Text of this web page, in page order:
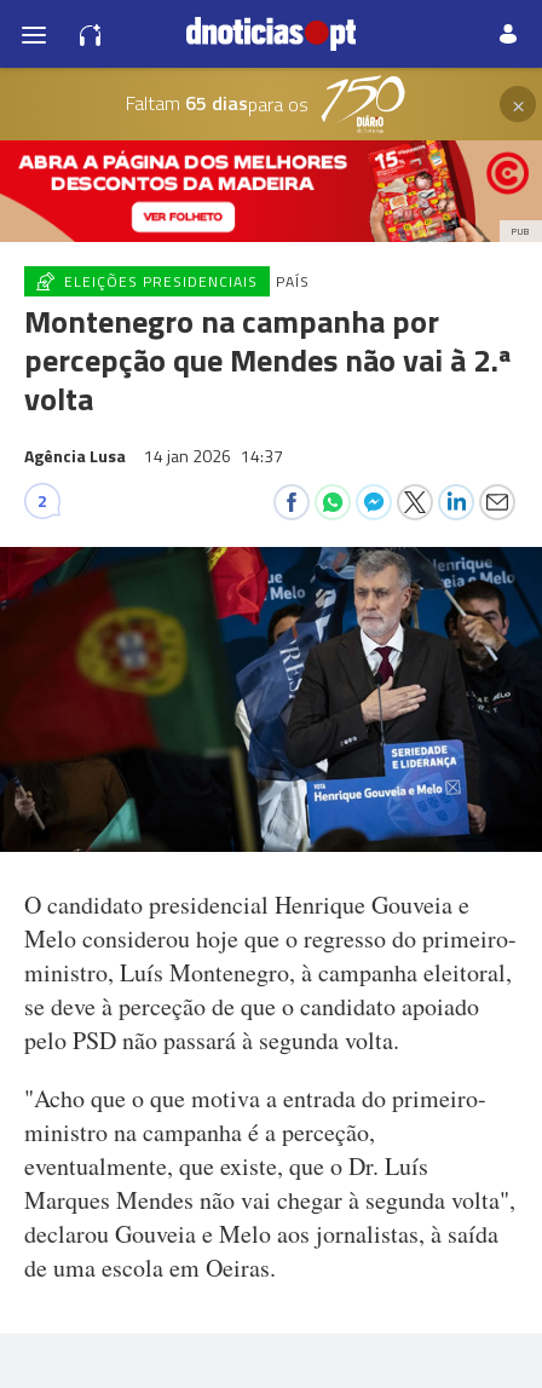
Faltam 65 diaspara os ×
PUB
ELEIÇÕES PRESIDENCIAIS PAÍS
Montenegro na campanha por
percepção que Mendes não vai à 2.ª
volta
Agência Lusa 14 jan 2026 14:37
2
O candidato presidencial Henrique Gouveia e
Melo considerou hoje que o regresso do primeiro-
ministro, Luís Montenegro, à campanha eleitoral,
se deve à perceção de que o candidato apoiado
pelo PSD não passará à segunda volta.
"Acho que o que motiva a entrada do primeiro-
ministro na campanha é a perceção,
eventualmente, que existe, que o Dr. Luís
Marques Mendes não vai chegar à segunda volta",
declarou Gouveia e Melo aos jornalistas, à saída
de uma escola em Oeiras.